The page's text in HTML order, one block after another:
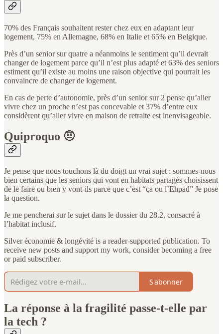
70% des Français souhaitent rester chez eux en adaptant leur
logement, 75% en Allemagne, 68% en Italie et 65% en Belgique.
Près d’un senior sur quatre a néanmoins le sentiment qu’il devrait
changer de logement parce qu’il n’est plus adapté et 63% des seniors
estiment qu’il existe au moins une raison objective qui pourrait les
convaincre de changer de logement.
En cas de perte d’autonomie, près d’un senior sur 2 pense qu’aller
vivre chez un proche n’est pas concevable et 37% d’entre eux
considèrent qu’aller vivre en maison de retraite est inenvisageable.
Quiproquo 🤨
Je pense que nous touchons là du doigt un vrai sujet : sommes-nous
bien certains que les seniors qui vont en habitats partagés choisissent
de le faire ou bien y vont-ils parce que c’est “ça ou l’Ehpad” Je pose
la question.
Je me pencherai sur le sujet dans le dossier du 28.2, consacré à
l’habitat inclusif.
Silver économie & longévité is a reader-supported publication. To
receive new posts and support my work, consider becoming a free
or paid subscriber.
S'abonner
La réponse à la fragilité passe-t-elle par
la tech ?